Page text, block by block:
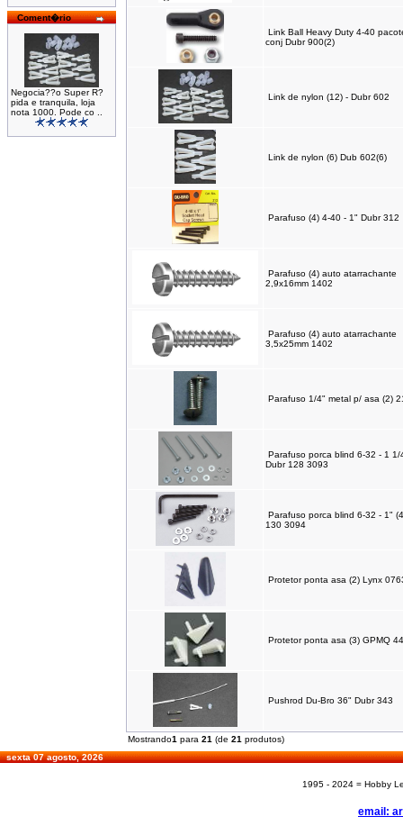
Coment�rio
Negocia??o Super R?
pida e tranquila, loja
nota 1000. Pode co ..
Link Ball Heavy Duty 4-40
conj Dubr 900(2)
Link de nylon (12) - Dubr 602
Link de nylon (6) Dub 602(6)
Parafuso (4) 4-40 - 1" Dubr 312
Parafuso (4) auto atarrachante
2,9x16mm 1402
Parafuso (4) auto atarrachante
3,5x25mm 1402
Parafuso 1/4" metal p/ asa (2)
Parafuso porca blind 6-32 - 1 1/
Dubr 128 3093
Parafuso porca blind 6-32 - 1"
130 3094
Protetor ponta asa (2) Lynx
Protetor ponta asa (3) GPMQ
Pushrod Du-Bro 36" Dubr 343
Mostrando1 para 21 (de 21 produtos)
sexta 07 agosto, 2026
1995 - 2024 = Hobby
email: